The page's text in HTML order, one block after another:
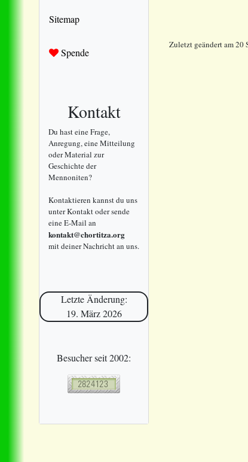
Sitemap
Spende
Kontakt
Du hast eine Frage,
Anregung, eine Mitteilung
oder Material zur
Geschichte der
Mennoniten?
Kontaktieren kannst du uns
unter Kontakt oder sende
eine E-Mail an
kontakt@chortitza.org
mit deiner Nachricht an uns.
Letzte Änderung:
19. März 2026
Besucher seit 2002:
Zuletzt geändertam20